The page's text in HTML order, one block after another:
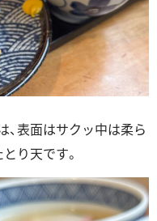
表面はサクッ中は柔ら
り天です。